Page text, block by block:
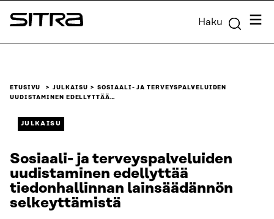
Siirry
suoraan
Sitra Haku
ETUSIVU JULKAISU
SOSIAALI- JA TERVEYSPALVELUIDEN
UUDISTAMINEN EDELLYTTÄÄ…
JULKAISU
Sosiaali- ja terveyspalveluiden
uudistaminen edellyttää
tiedonhallinnan lainsäädännön
selkeyttämistä